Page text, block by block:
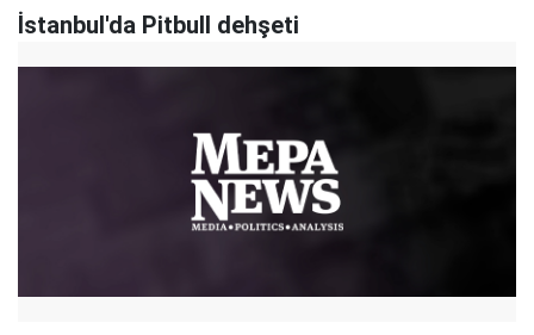
İstanbul'da Pitbull dehşeti